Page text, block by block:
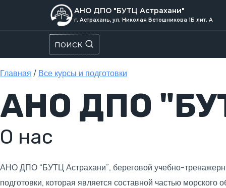
содержимому
АНО ДПО "БУТЦ Астрахани"
г. Астрахань, ул. Николая Ветошникова 1Б лит. А
поиск
Главная / Все курсы и подготовки
АНО ДПО
О нас
АНО ДПО “БУТЦ Астрахани”, береговой учебно-
подготовки, которая является составной частью